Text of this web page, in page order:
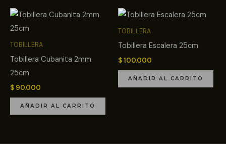
TOBILLERA
Tobillera Cubanita 2mm
25cm
$ 90.000
AÑADIR AL CARRITO
TOBILLERA
Tobillera Escalera 25cm
$100.000
AÑADIR AL CARRITO